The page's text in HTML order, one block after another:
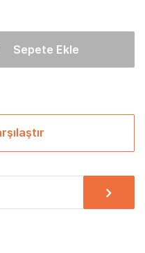
Sepete Ekle